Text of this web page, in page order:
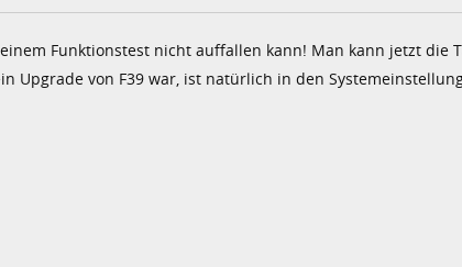
Funktionstest nicht auffallen kann! Man kann jetzt die
Upgrade von F39 war, ist natürlich in den